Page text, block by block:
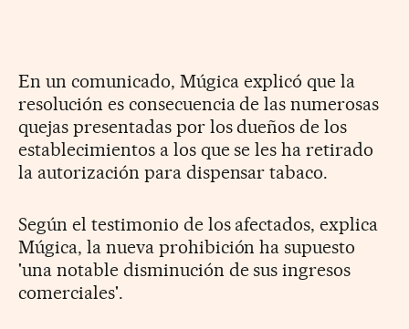
En un comunicado, Múgica explicó que la
resolución es consecuencia de las numerosas
quejas presentadas por los dueños de los
establecimientos a los que se les ha retirado
la autorización para dispensar tabaco.
Según el testimonio de los afectados, explica
Múgica, la nueva prohibición ha supuesto
'una notable disminución de sus ingresos
comerciales'.